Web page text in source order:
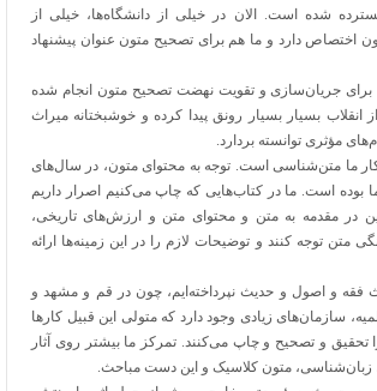
شده است. الان در خیلی از دانشگاه‌ها، خیلی از
اختصاص دارد و ما هم برای تصحیح متون عنوان پیشنهاد
برای جریان‌سازی و تقویت نهضت تصحیح متون انجام شده
انقلاب بسیار بسیار رونق پیدا کرده و خوشبختانه میراث
مؤثری توانسته بردارد.
ما متن‌شناسی است. توجه به محتوای متون، در سال‌های
بوده است. ما در کتاب‌هایی که چاپ می‌کنیم اصرار داریم
در مقدمه به متن و محتوای متن و ارزش‌های تاریخی،
متن توجه کنند و توضیحات لازم را در این زمینه‌ها ارائه
فقه و اصول و حدیث نپرداخته‌ایم، چون در قم و مشهد و
سازمان‌های زیادی وجود دارد که متولی این قبیل کارها
را تحقیق و تصحیح و چاپ می‌کنند. تمرکز ما بیشتر روی آثار
زبان‌شناسی، متون کلاسیک و این دست مباحث.